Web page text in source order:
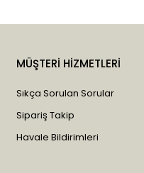
MÜŞTERİ HİZMETLERİ
Sıkça Sorulan Sorular
Sipariş Takip
Havale Bildirimleri